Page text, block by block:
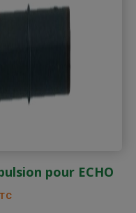
pour ECHO